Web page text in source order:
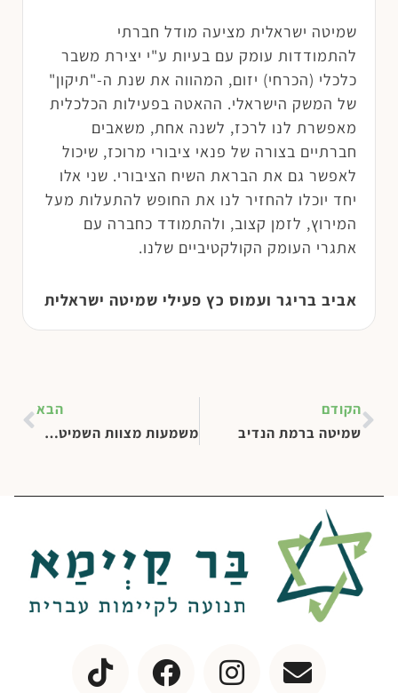
שמיטה ישראלית מציעה מודל חברתי
להתמודדות עומק עם בעיות ע"י יצירת משבר
כלכלי (הכרחי) יזום, המהווה את שנת ה-"תיקון"
של המשק הישראלי. ההאטה בפעילות הכלכלית
מאפשרת לנו לרכז, לשנה אחת, משאבים
חברתיים בצורה של פנאי ציבורי מרוכז, שיכול
לאפשר גם את הבראת השיח הציבורי. שני אלו
יחד יוכלו להחזיר לנו את החופש להתעלות מעל
המירוץ, לזמן קצוב, ולהתמודד כחברה עם
אתגרי העומק הקולקטיביים שלנו.
אביב בריגר ועמוס כץ פעילי שמיטה ישראלית
הקודם
שמיטה ברמת הנדיב
הבא
משמעות מצוות השמיטה והפרוזבול